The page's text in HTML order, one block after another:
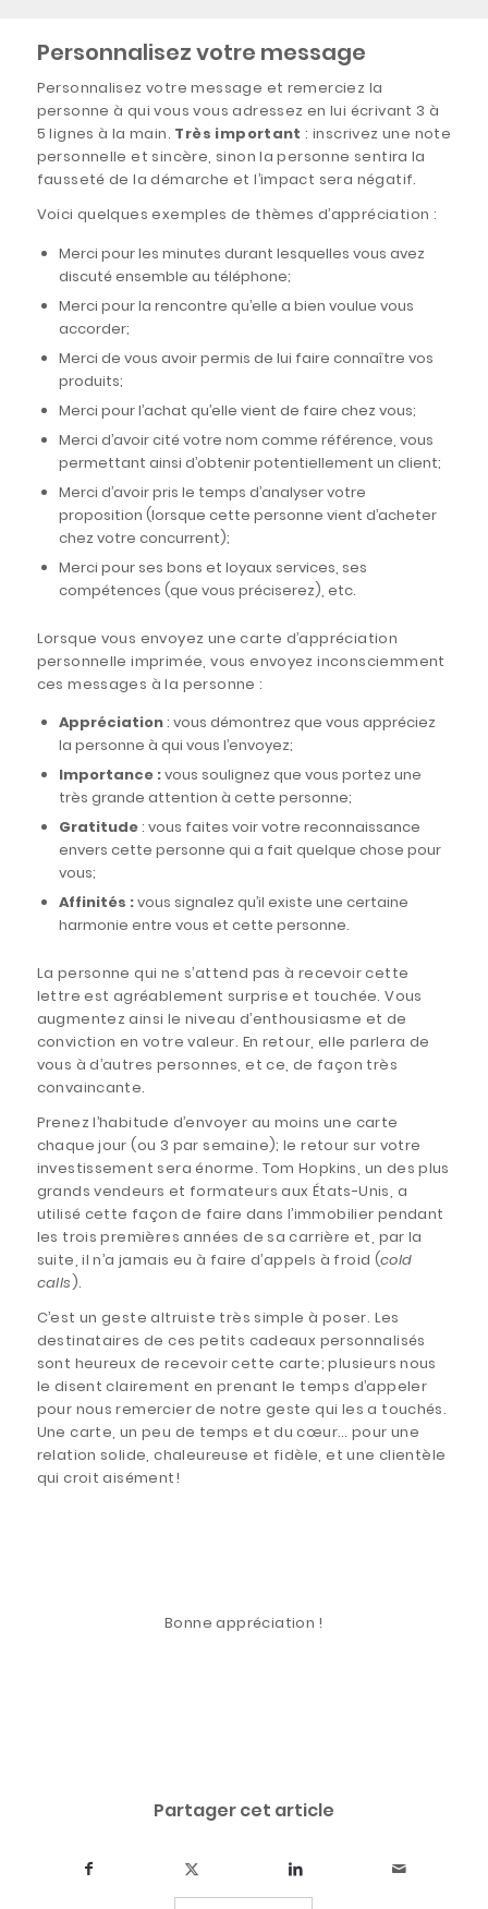
Personnalisez votre message
Personnalisez votre message et remerciez la
personne à qui vous vous adressez en lui écrivant 3 à
5 lignes à la main. Très important : inscrivez une note
personnelle et sincère, sinon la personne sentira la
fausseté de la démarche et l’impact sera négatif.
Voici quelques exemples de thèmes d’appréciation :
Merci pour les minutes durant lesquelles vous avez
discuté ensemble au téléphone;
Merci pour la rencontre qu’elle a bien voulue vous
accorder;
Merci de vous avoir permis de lui faire connaître vos
produits;
Merci pour l’achat qu’elle vient de faire chez vous;
Merci d’avoir cité votre nom comme référence, vous
permettant ainsi d’obtenir potentiellement un client;
Merci d’avoir pris le temps d’analyser votre
proposition (lorsque cette personne vient d’acheter
chez votre concurrent);
Merci pour ses bons et loyaux services, ses
compétences (que vous préciserez), etc.
Lorsque vous envoyez une carte d’appréciation
personnelle imprimée, vous envoyez inconsciemment
ces messages à la personne :
Appréciation: vous démontrez que vous appréciez
la personne à qui vous l’envoyez;
Importance :vous soulignez que vous portez une
très grande attention à cette personne;
Gratitude: vous faites voir votre reconnaissance
envers cette personne qui a fait quelque chose pour
vous;
Affinités :vous signalez qu’il existe une certaine
harmonie entre vous et cette personne.
La personne qui ne s’attend pas à recevoir cette
lettre est agréablement surprise et touchée. Vous
augmentez ainsi le niveau d’enthousiasme et de
conviction en votre valeur. En retour, elle parlera de
vous à d’autres personnes, et ce, de façon très
convaincante.
Prenez l’habitude d’envoyer au moins une carte
chaque jour (ou 3 par semaine); le retour sur votre
investissement sera énorme. Tom Hopkins, un des plus
grands vendeurs et formateurs aux États-Unis, a
utilisé cette façon de faire dans l’immobilier pendant
les trois premières années de sa carrière et, par la
suite, il n’a jamais eu à faire d’appels à froid (cold
calls).
C’est un geste altruiste très simple à poser. Les
destinataires de ces petits cadeaux personnalisés
sont heureux de recevoir cette carte; plusieurs nous
le disent clairement en prenant le temps d’appeler
pour nous remercier de notre geste qui les a touchés.
Une carte, un peu de temps et du cœur… pour une
relation solide, chaleureuse et fidèle, et une clientèle
qui croit aisément!
Bonne appréciation !
Partager cet article